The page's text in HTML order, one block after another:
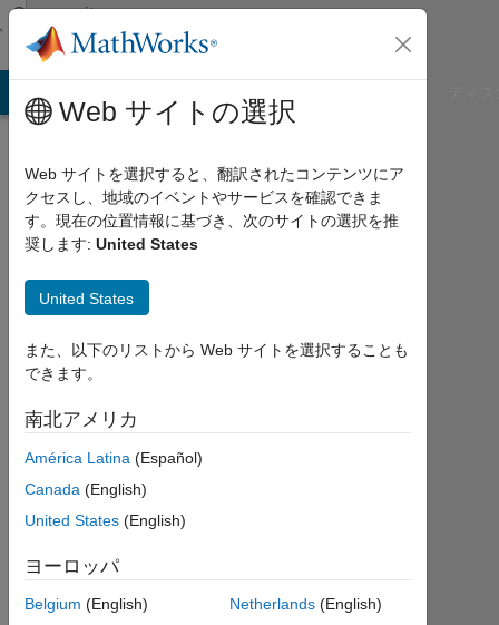
コンテンツへスキップ
Community
Profile
Sourav
Chatterjee
Last
約1
年 前
2022
か
ら
ィ
ブ
Web サイトの選択
Web サイトを選択すると、翻訳されたコンテンツにア
クセスし、地域のイベントやサービスを確認できま
す。現在の位置情報に基づき、次のサイトの選択を推
奨します: United States
United States
また、以下のリストから Web サイトを選択することも
できます。
南北アメリカ
América Latina (Español)
Canada (English)
United States (English)
ヨーロッパ
Belgium (English)
Netherlands (English)